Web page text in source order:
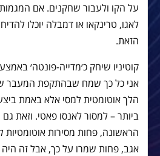
על הקו ולעבור שחקנים. אם המגמות
לאגו, טרינקאו או דמבלה יוכלו
הזאת.
קוטיניו שיחק כ׳מדייה-פונטה׳
אני כל כך שמח שבהתקפת המעבר
הלך אוטומטית למסי אלא באמת
ביותר – למסור לאנסו פאטי. וזאת
הראשונה, פחות מסירות אוטומטיות
אגב, פחות שמרו על כך, אבל זה היה